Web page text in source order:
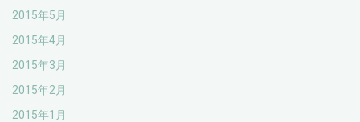
2015年5月
2015年4月
2015年3月
2015年2月
2015年1月